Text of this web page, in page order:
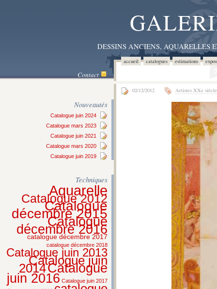
DESSINS ANCIENS,
accueil catalogues estimations
Contact
Nouveautés
Catalogue juin 2024
Catalogue mars 2023
Catalogue juin 2021
Catalogue mars 2020
Catalogue juin 2019
Techniques
Aquarelle
Catalogue 2012
Catalogue
décembre 2015
Catalogue
décembre 2016
catalogue décembre 2017
catalogue décembre 2018
Catalogue juin 2013
Catalogue juin
2014Catalogue
juin 2016 Catalogue juin 2017
02/12/2012 Artistes XXe siècle